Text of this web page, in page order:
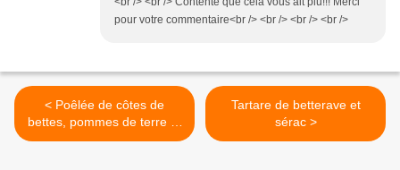
pour votre commentaire<br /> <br /> <br /> <br />
< Poêlée de côtes de
bettes, pommes de terre et
lard fumé
Tartare de betterave et
sérac >